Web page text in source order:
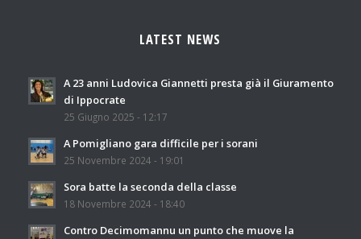
LATEST NEWS
A 23 anni Ludovica Giannetti presta già il Giuramento
di Ippocrate
25 Giugno 2025 - 12:17
A Pomigliano gara difficile per i sorani
25 Novembre 2024 - 19:01
Sora batte la seconda della classe
18 Novembre 2024 - 18:40
Contro Decimomannu un punto che muove la